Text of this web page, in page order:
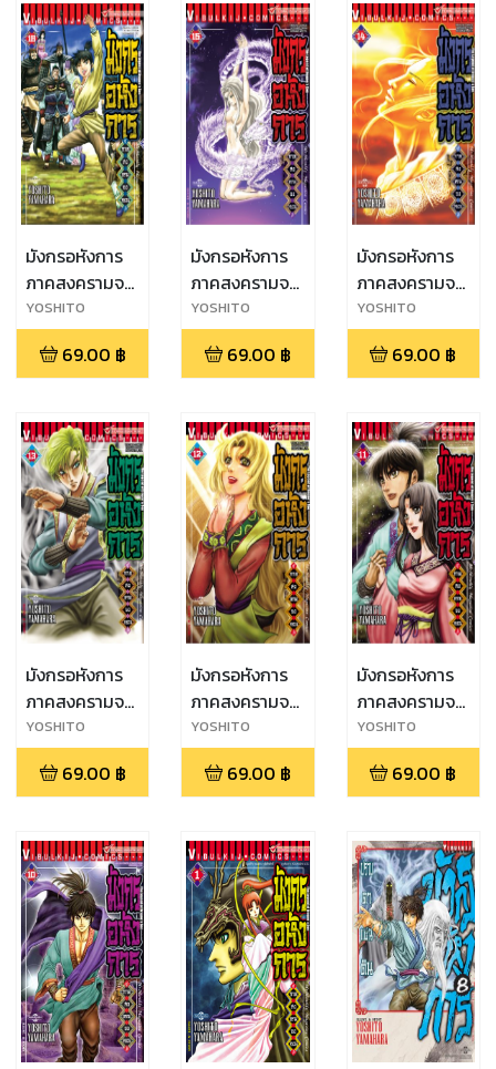
มังกรอหังการ
ภาคสงครามจง
หยวน เล่ม 16
YOSHITO
YAMAHARA
69.00 ฿
มังกรอหังการ
ภาคสงครามจง
หยวน เล่ม 15
YOSHITO
YAMAHARA
69.00 ฿
มังกรอหังการ
ภาคสงครามจง
หยวน เล่ม 14
YOSHITO
YAMAHARA
69.00 ฿
มังกรอหังการ
ภาคสงครามจง
หยวน เล่ม 13
YOSHITO
YAMAHARA
69.00 ฿
มังกรอหังการ
ภาคสงครามจง
หยวน เล่ม 12
YOSHITO
YAMAHARA
69.00 ฿
มังกรอหังการ
ภาคสงครามจง
หยวน เล่ม 11
YOSHITO
YAMAHARA
69.00 ฿